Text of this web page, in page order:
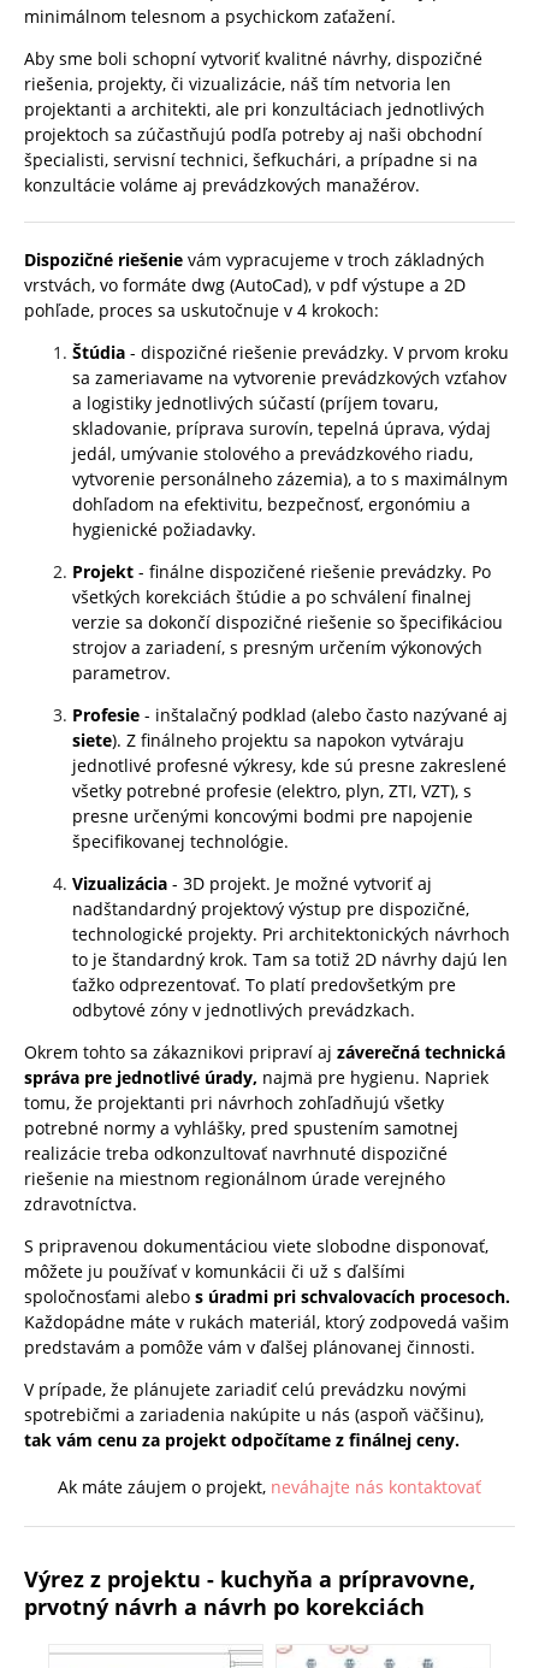
minimálnom telesnom a psychickom zaťažení.
Aby sme boli schopní vytvoriť kvalitné návrhy, dispozičné
riešenia, projekty, či vizualizácie, náš tím netvoria len
projektanti a architekti, ale pri konzultáciach jednotlivých
projektoch sa zúčastňujú podľa potreby aj naši obchodní
špecialisti, servisní technici, šefkuchári, a prípadne si na
konzultácie voláme aj prevádzkových manažérov.
Dispozičné riešenievám vypracujeme v troch základných
vrstvách, vo formáte dwg (AutoCad), v pdf výstupe a 2D
pohľade, proces sa uskutočnuje v 4 krokoch:
Štúdia- dispozičné riešenie prevádzky. V prvom kroku
sa zameriavame na vytvorenie prevádzkových vzťahov
a logistiky jednotlivých súčastí (príjem tovaru,
skladovanie, príprava surovín, tepelná úprava, výdaj
jedál, umývanie stolového a prevádzkového riadu,
vytvorenie personálneho zázemia), a to s maximálnym
dohľadom na efektivitu, bezpečnosť, ergonómiu a
hygienické požiadavky.
Projekt- finálne dispozičené riešenie prevádzky. Po
všetkých korekciách štúdie a po schválení finalnej
verzie sa dokončí dispozičné riešenie so špecifikáciou
strojov a zariadení, s presným určením výkonových
parametrov.
Profesie- inštalačný podklad (alebo často nazývané aj
siete). Z finálneho projektu sa napokon vytváraju
jednotlivé profesné výkresy, kde sú presne zakreslené
všetky potrebné profesie (elektro, plyn, ZTI, VZT), s
presne určenými koncovými bodmi pre napojenie
špecifikovanej technológie.
Vizualizácia- 3D projekt. Je možné vytvoriť aj
nadštandardný projektový výstup pre dispozičné,
technologické projekty. Pri architektonických návrhoch
to je štandardný krok. Tam sa totiž 2D návrhy dajú len
ťažko odprezentovať. To platí predovšetkým pre
odbytové zóny v jednotlivých prevádzkach.
Okrem tohto sa zákaznikovi pripraví aj záverečná technická
správa pre jednotlivé úrady, najmä pre hygienu. Napriek
tomu, že projektanti pri návrhoch zohľadňujú všetky
potrebné normy a vyhlášky, pred spustením samotnej
realizácie treba odkonzultovať navrhnuté dispozičné
riešenie na miestnom regionálnom úrade verejného
zdravotníctva.
S pripravenou dokumentáciou viete slobodne disponovať,
môžete ju používať v komunkácii či už s ďalšími
spoločnosťami alebo s úradmi pri schvalovacích procesoch.
Každopádne máte v rukách materiál, ktorý zodpovedá vašim
predstavám a pomôže vám v ďalšej plánovanej činnosti.
V prípade, že plánujete zariadiť celú prevádzku novými
spotrebičmi a zariadenia nakúpite u nás (aspoň väčšinu),
tak vám cenu za projekt odpočítame z finálnej ceny.
Ak máte záujem o projekt, neváhajte nás kontaktovať
Výrez z projektu - kuchyňa a prípravovne,
prvotný návrh a návrh po korekciách